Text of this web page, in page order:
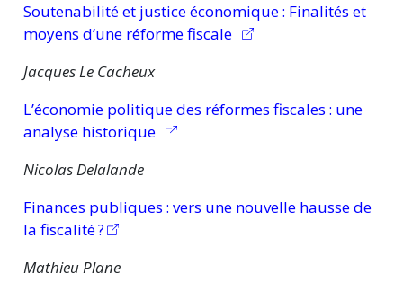
Soutenabilité et justiceéconomique : Finalités et
moyens d’une réforme fiscale
Jacques Le Cacheux
L’économie politique des réformes fiscales : une
analyse historique
Nicolas Delalande
Finances publiques : vers une nouvelle hausse de
la fiscalité ?
Mathieu Plane